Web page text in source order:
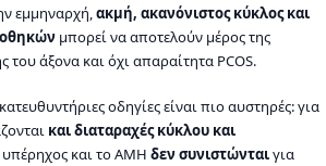
εμμηναρχή,ακμή, ακανόνιστος κύκλος και
μπορεί να αποτελούν μέρος της
του άξονα και όχι απαραίτητα PCOS.
οδηγίες είναι πιο αυστηρές: για
και διαταραχές κύκλου και
και το AMH δεν συνιστώνταιγια